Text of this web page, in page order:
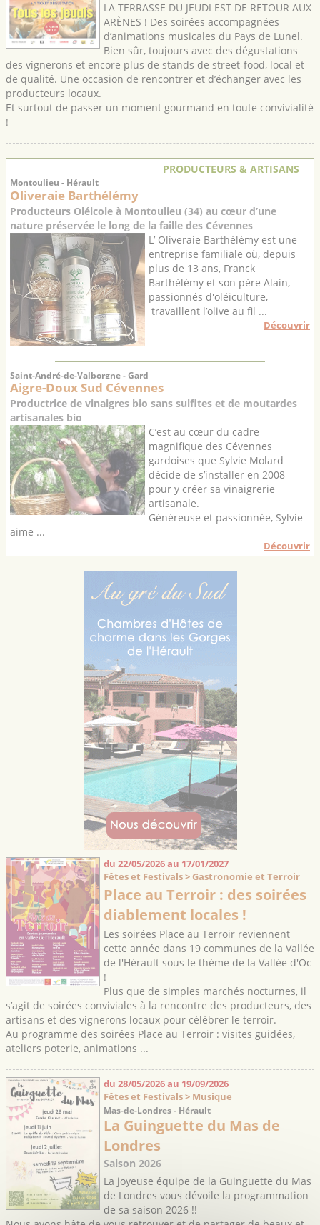
LA TERRASSE DU JEUDI EST DE RETOUR AUX
ARÈNES ! Des soirées accompagnées
d’animations musicales du Pays de Lunel.
Bien sûr, toujours avec des dégustations
des vignerons et encore plus de stands de street-food, local et
de qualité. Une occasion de rencontrer et d’échanger avec les
producteurs locaux.
Et surtout de passer un moment gourmand en toute convivialité
!
PRODUCTEURS & ARTISANS
Montoulieu - Hérault
Oliveraie Barthélémy
Producteurs Oléicole à Montoulieu (34) au cœur d’une
nature préservée le long de la faille des Cévennes
L’ Oliveraie Barthélémy est une
entreprise familiale où, depuis
plus de 13 ans, Franck
Barthélémy et son père Alain,
passionnés d'oléiculture,
travaillent l’olive au fil ...
Découvrir
Saint-André-de-Valborgne - Gard
Aigre-Doux Sud Cévennes
Productrice de vinaigres bio sans sulfites et de moutardes
artisanales bio
C’est au cœur du cadre
magnifique des Cévennes
gardoises que Sylvie Molard
décide de s’installer en 2008
pour y créer sa vinaigrerie
artisanale.
Généreuse et passionnée, Sylvie
aime ...
Découvrir
du 22/05/2026 au 17/01/2027
Fêtes et Festivals > Gastronomie et Terroir
Place au Terroir : des soirées
diablement locales !
Les soirées Place au Terroir reviennent
cette année dans 19 communes de la Vallée
de l'Hérault sous le thème de la Vallée d'Oc
!
Plus que de simples marchés nocturnes, il
s’agit de soirées conviviales à la rencontre des producteurs, des
artisans et des vignerons locaux pour célébrer le terroir.
Au programme des soirées Place au Terroir : visites guidées,
ateliers poterie, animations ...
du 28/05/2026 au 19/09/2026
Fêtes et Festivals > Musique
Mas-de-Londres - Hérault
La Guinguette du Mas de
Londres
Saison 2026
La joyeuse équipe de la Guinguette du Mas
de Londres vous dévoile la programmation
de sa saison 2026 !!